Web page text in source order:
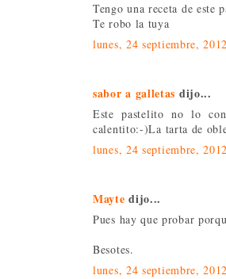
Tengo una receta de este
Te robo la tuya
lunes, 24 septiembre, 2012
sabor a galletas dijo...
Este pastelito no lo
calentito:-)La tarta de
lunes, 24 septiembre, 2012
Mayte dijo...
Pues hay que probar
Besotes.
lunes, 24 septiembre, 2012